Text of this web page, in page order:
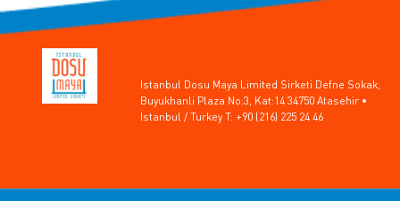
Istanbul Dosu Maya Limited Sirketi Defne Sokak,
Buyukhanli Plaza No:3, Kat:14 34750 Atasehir •
Istanbul / Turkey T: +90 (216) 225 24 46